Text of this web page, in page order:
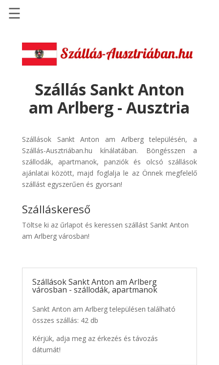
Szállások
Szállásinfo.eu
Repülőjegy
pénzvisszatérítéssel
Discover
Cars
Transzfer
Kiwi
Taxi
☰
Szállás Sankt Anton
am Arlberg - Ausztria
Szállások Sankt Anton am Arlberg településén, a
Szállás-Ausztriában.hu kínálatában. Böngésszen a
szállodák, apartmanok, panziók és olcsó szállások
ajánlatai között, majd foglalja le az Önnek megfelelő
szállást egyszerűen és gyorsan!
Szálláskereső
Töltse ki az űrlapot és keressen szállást Sankt Anton
am Arlberg városban!
Szállások Sankt Anton am Arlberg
városban - szállodák, apartmanok
Sankt Anton am Arlberg településen található
összes szállás: 42 db
Kérjük, adja meg az érkezés és távozás
dátumát!